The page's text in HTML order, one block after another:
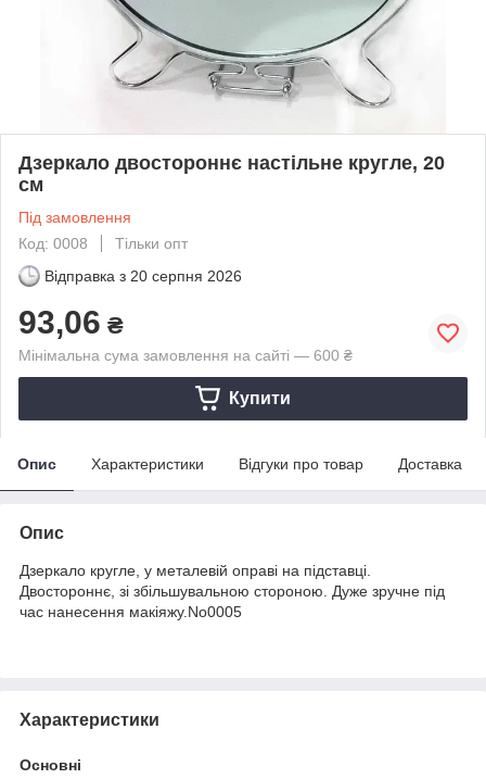
Дзеркало двостороннє настільне кругле, 20
см
Під замовлення
Код: 0008
Тільки опт
Відправка з 20 серпня 2026
93,06 ₴
Мінімальна сума замовлення на сайті — 600 ₴
Купити
Опис Характеристики Відгуки про товар Доставка
Опис
Дзеркало кругле, у металевій оправі на підставці.
Двостороннє, зі збільшувальною стороною. Дуже зручне під
час нанесення макіяжу.No0005
Характеристики
Основні